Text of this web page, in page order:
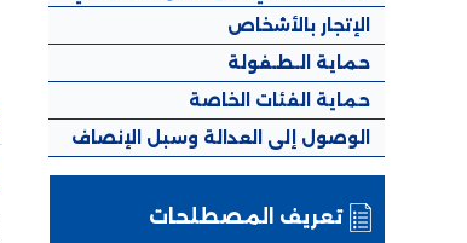
الإتجار بالأشخاص
حماية الـطـفولة
حماية الفئات الخاصة
الوصول إلى العدالة وسبل الإنصاف
تعريف المصطلحات